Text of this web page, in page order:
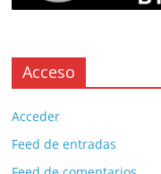
Acceso
Acceder
Feed de entradas